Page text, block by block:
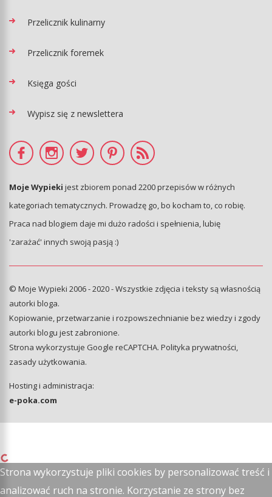
Przelicznik kulinarny
Przelicznik foremek
Księga gości
Wypisz się z newslettera
Moje Wypieki jest zbiorem ponad 2200 przepisów w różnych
kategoriach tematycznych. Prowadzę go, bo kocham to, co robię.
Praca nad blogiem daje mi dużo radości i spełnienia, lubię
'zarażać' innych swoją pasją :)
© Moje Wypieki 2006 - 2020 - Wszystkie zdjęcia i teksty są własnością
autorki bloga.
Kopiowanie, przetwarzanie i rozpowszechnianie bez wiedzy i zgody
autorki blogu jest zabronione.
Strona wykorzystuje Google reCAPTCHA. Polityka prywatności,
zasady użytkowania.
Hosting i administracja:
e-poka.com
Strona wykorzystuje pliki cookies by personalizować treść i
analizować ruch na stronie. Korzystanie ze strony bez